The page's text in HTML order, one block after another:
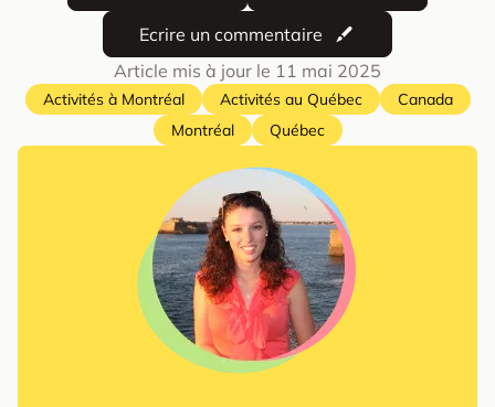
Ecrire un commentaire
Article mis à jour le 11 mai 2025
Activités à Montréal Activités au Québec
Canada
Montréal
Québec